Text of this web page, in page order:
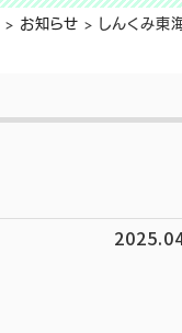
> お知らせ > しんくみ東